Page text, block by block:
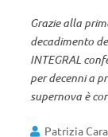
Grazie alla
decadimento
INTEGRAL
per decenni a
supernova è
Patrizia